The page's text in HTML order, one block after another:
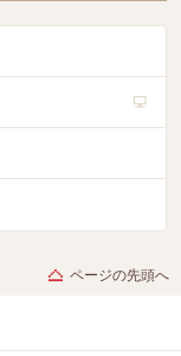
ページの先頭へ